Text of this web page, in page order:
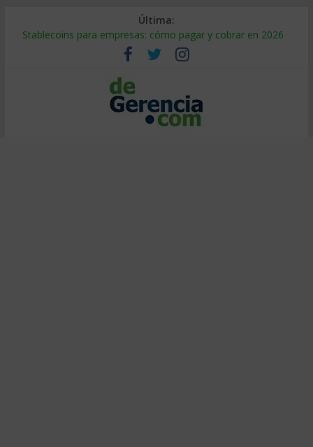
Última:
Stablecoins para empresas: cómo pagar y cobrar en 2026
Despido silencioso: qué es y por qué sale tan caro
IA en selección de personal: cómo auditarla a tiempo
Trabajo forzoso en la cadena de suministro: qué hacer
Mercado hispano de EE. UU.: cómo segmentarlo y venderle